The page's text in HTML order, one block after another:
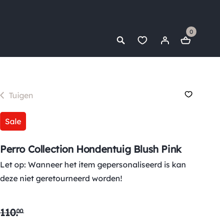
0
Tuigen
Sale
Perro Collection Hondentuig Blush Pink
Let op: Wanneer het item gepersonaliseerd is kan
deze niet geretourneerd worden!
110.00